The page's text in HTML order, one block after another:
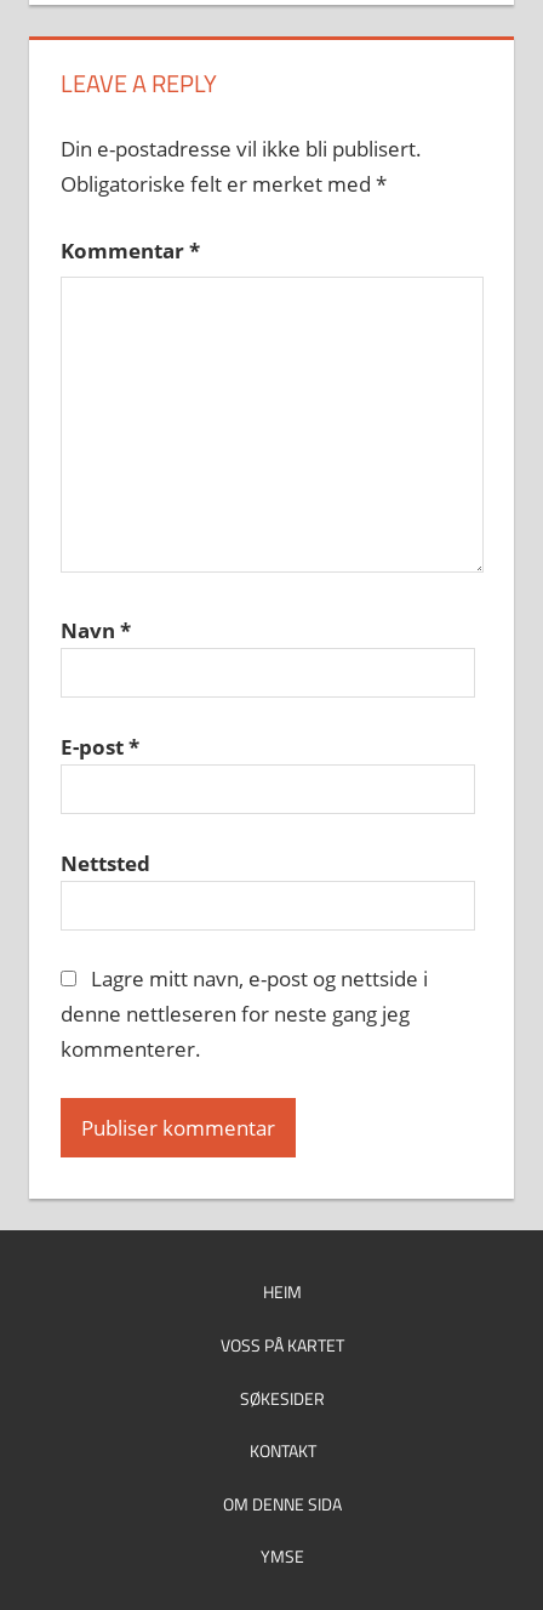
LEAVE A REPLY
Din e-postadresse vil ikke bli publisert.
Obligatoriske felt er merket med *
Kommentar*
Navn *
E-post*
Nettsted
Lagre mitt navn, e-post og nettside i
denne nettleseren for neste gang jeg
kommenterer.
HEIM
VOSS PÅ KARTET
SØKESIDER
KONTAKT
OM DENNE SIDA
YMSE